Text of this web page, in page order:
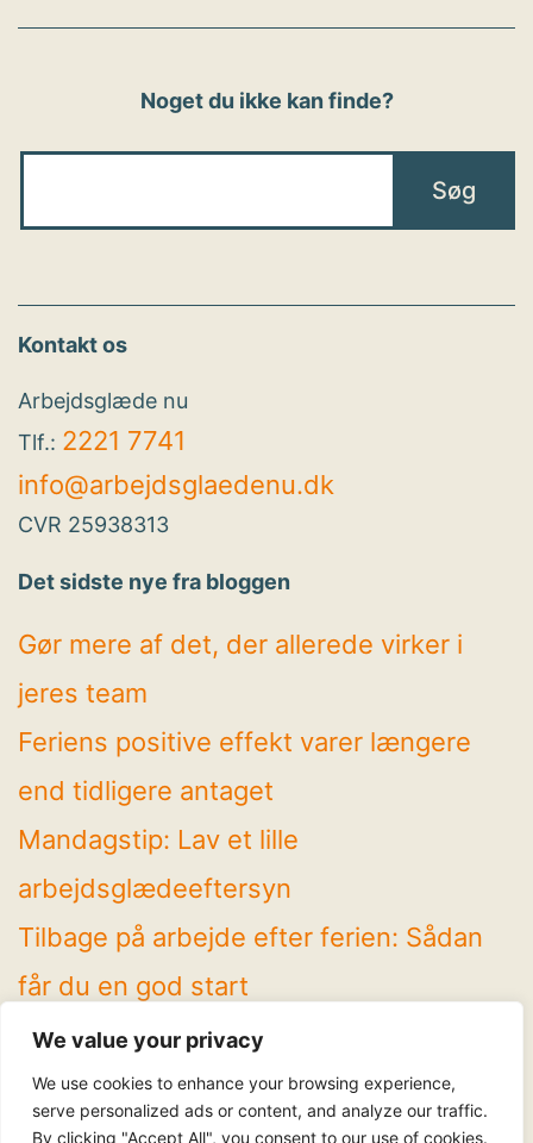
We value your privacy
We use cookies to enhance your browsing experience,
serve personalized ads or content, and analyze our traffic.
By clicking "Accept All", you consent to our use of cookies.
Noget du ikke kan finde?
Kontakt os
Arbejdsglæde nu
Tlf.: 2221 7741
info@arbejdsglaedenu.dk
CVR 25938313
Det sidste nye fra bloggen
Gør mere af det, der allerede virker i
jeres team
Feriens positive effekt varer længere
end tidligere antaget
Mandagstip: Lav et lille
arbejdsglædeeftersyn
Tilbage på arbejde efter ferien: Sådan
får du en god start
4 spændende temaer på Arbejdsglæde
Live! 2026